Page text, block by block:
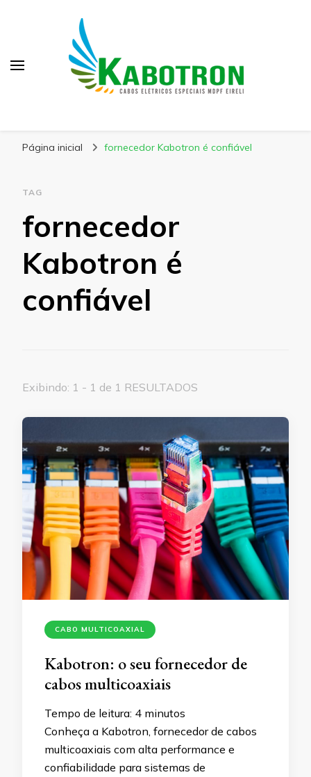
Página inicial fornecedor Kabotron é confiável
TAG
fornecedor
Kabotron é
confiável
Exibindo: 1 - 1 de 1 RESULTADOS
CABO MULTICOAXIAL
Kabotron: o seu fornecedor de
cabos multicoaxiais
Tempo de leitura: 4 minutos
Conheça a Kabotron, fornecedor de cabos
multicoaxiais com alta performance e
confiabilidade para sistemas de